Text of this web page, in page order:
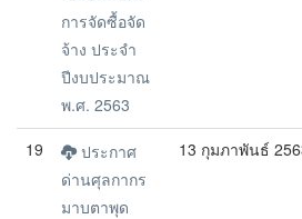
การจัดซื้อจัด
จ้าง ประจำ
ปีงบประมาณ
พ.ศ. 2563
19
ประกาศ
ด่านศุลกากร
มาบตาพุด
13 กุมภาพันธ์